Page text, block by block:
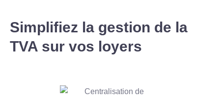
Simplifiez la gestion de la
TVA sur vos loyers